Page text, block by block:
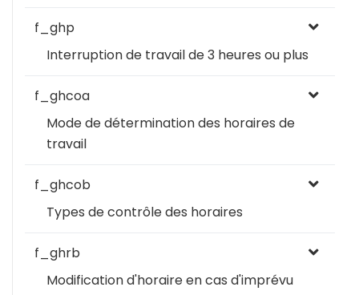
f_ghp
Interruption de travail de 3 heures ou plus
f_ghcoa
Mode de détermination des horaires de
travail
f_ghcob
Types de contrôle des horaires
f_ghrb
Modification d'horaire en cas d'imprévu